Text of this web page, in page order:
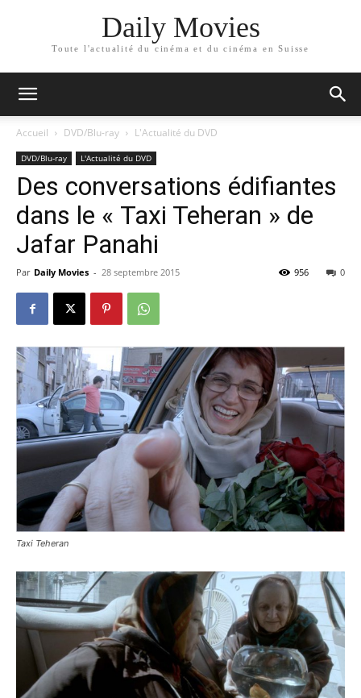
Daily Movies
Toute l'actualité du cinéma et du cinéma en Suisse
Accueil DVD/Blu-ray L'Actualité du DVD
DVD/Blu-ray L'Actualité du DVD
Des conversations édifiantes
dans le « Taxi Teheran » de
Jafar Panahi
Par Daily Movies - 28 septembre 2015 0
956
Taxi Teheran